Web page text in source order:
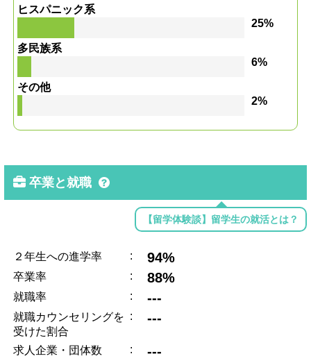
ヒスパニック系
25%
多民族系
6%
その他
2%
卒業と就職
【留学体験談】留学生の就活とは？
２年生への進学率 : 94%
卒業率 : 88%
就職率 : ---
就職カウンセリングを
受けた割合
: ---
求人企業・団体数 : ---